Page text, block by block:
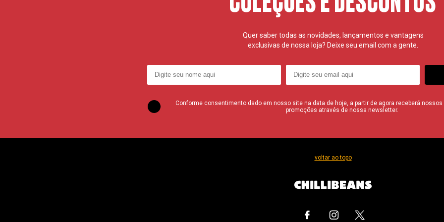
Quer saber todas as novidades, lançamentos e vantagens
exclusivas de nossa loja? Deixe seu email com a gente.
Conforme consentimento dado em nosso site na data de hoje, a partir de agora receberá
promoções através de nossa newsletter.
voltar ao topo